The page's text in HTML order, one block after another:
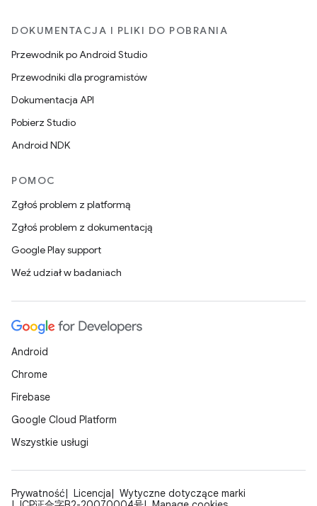
DOKUMENTACJA I PLIKI DO POBRANIA
Przewodnik po Android Studio
Przewodniki dla programistów
Dokumentacja API
Pobierz Studio
Android NDK
POMOC
Zgłoś problem z platformą
Zgłoś problem z dokumentacją
Google Play support
Weź udział w badaniach
Android
Chrome
Firebase
Google Cloud Platform
Wszystkie usługi
Prywatność Licencja
Wytyczne dotyczące marki